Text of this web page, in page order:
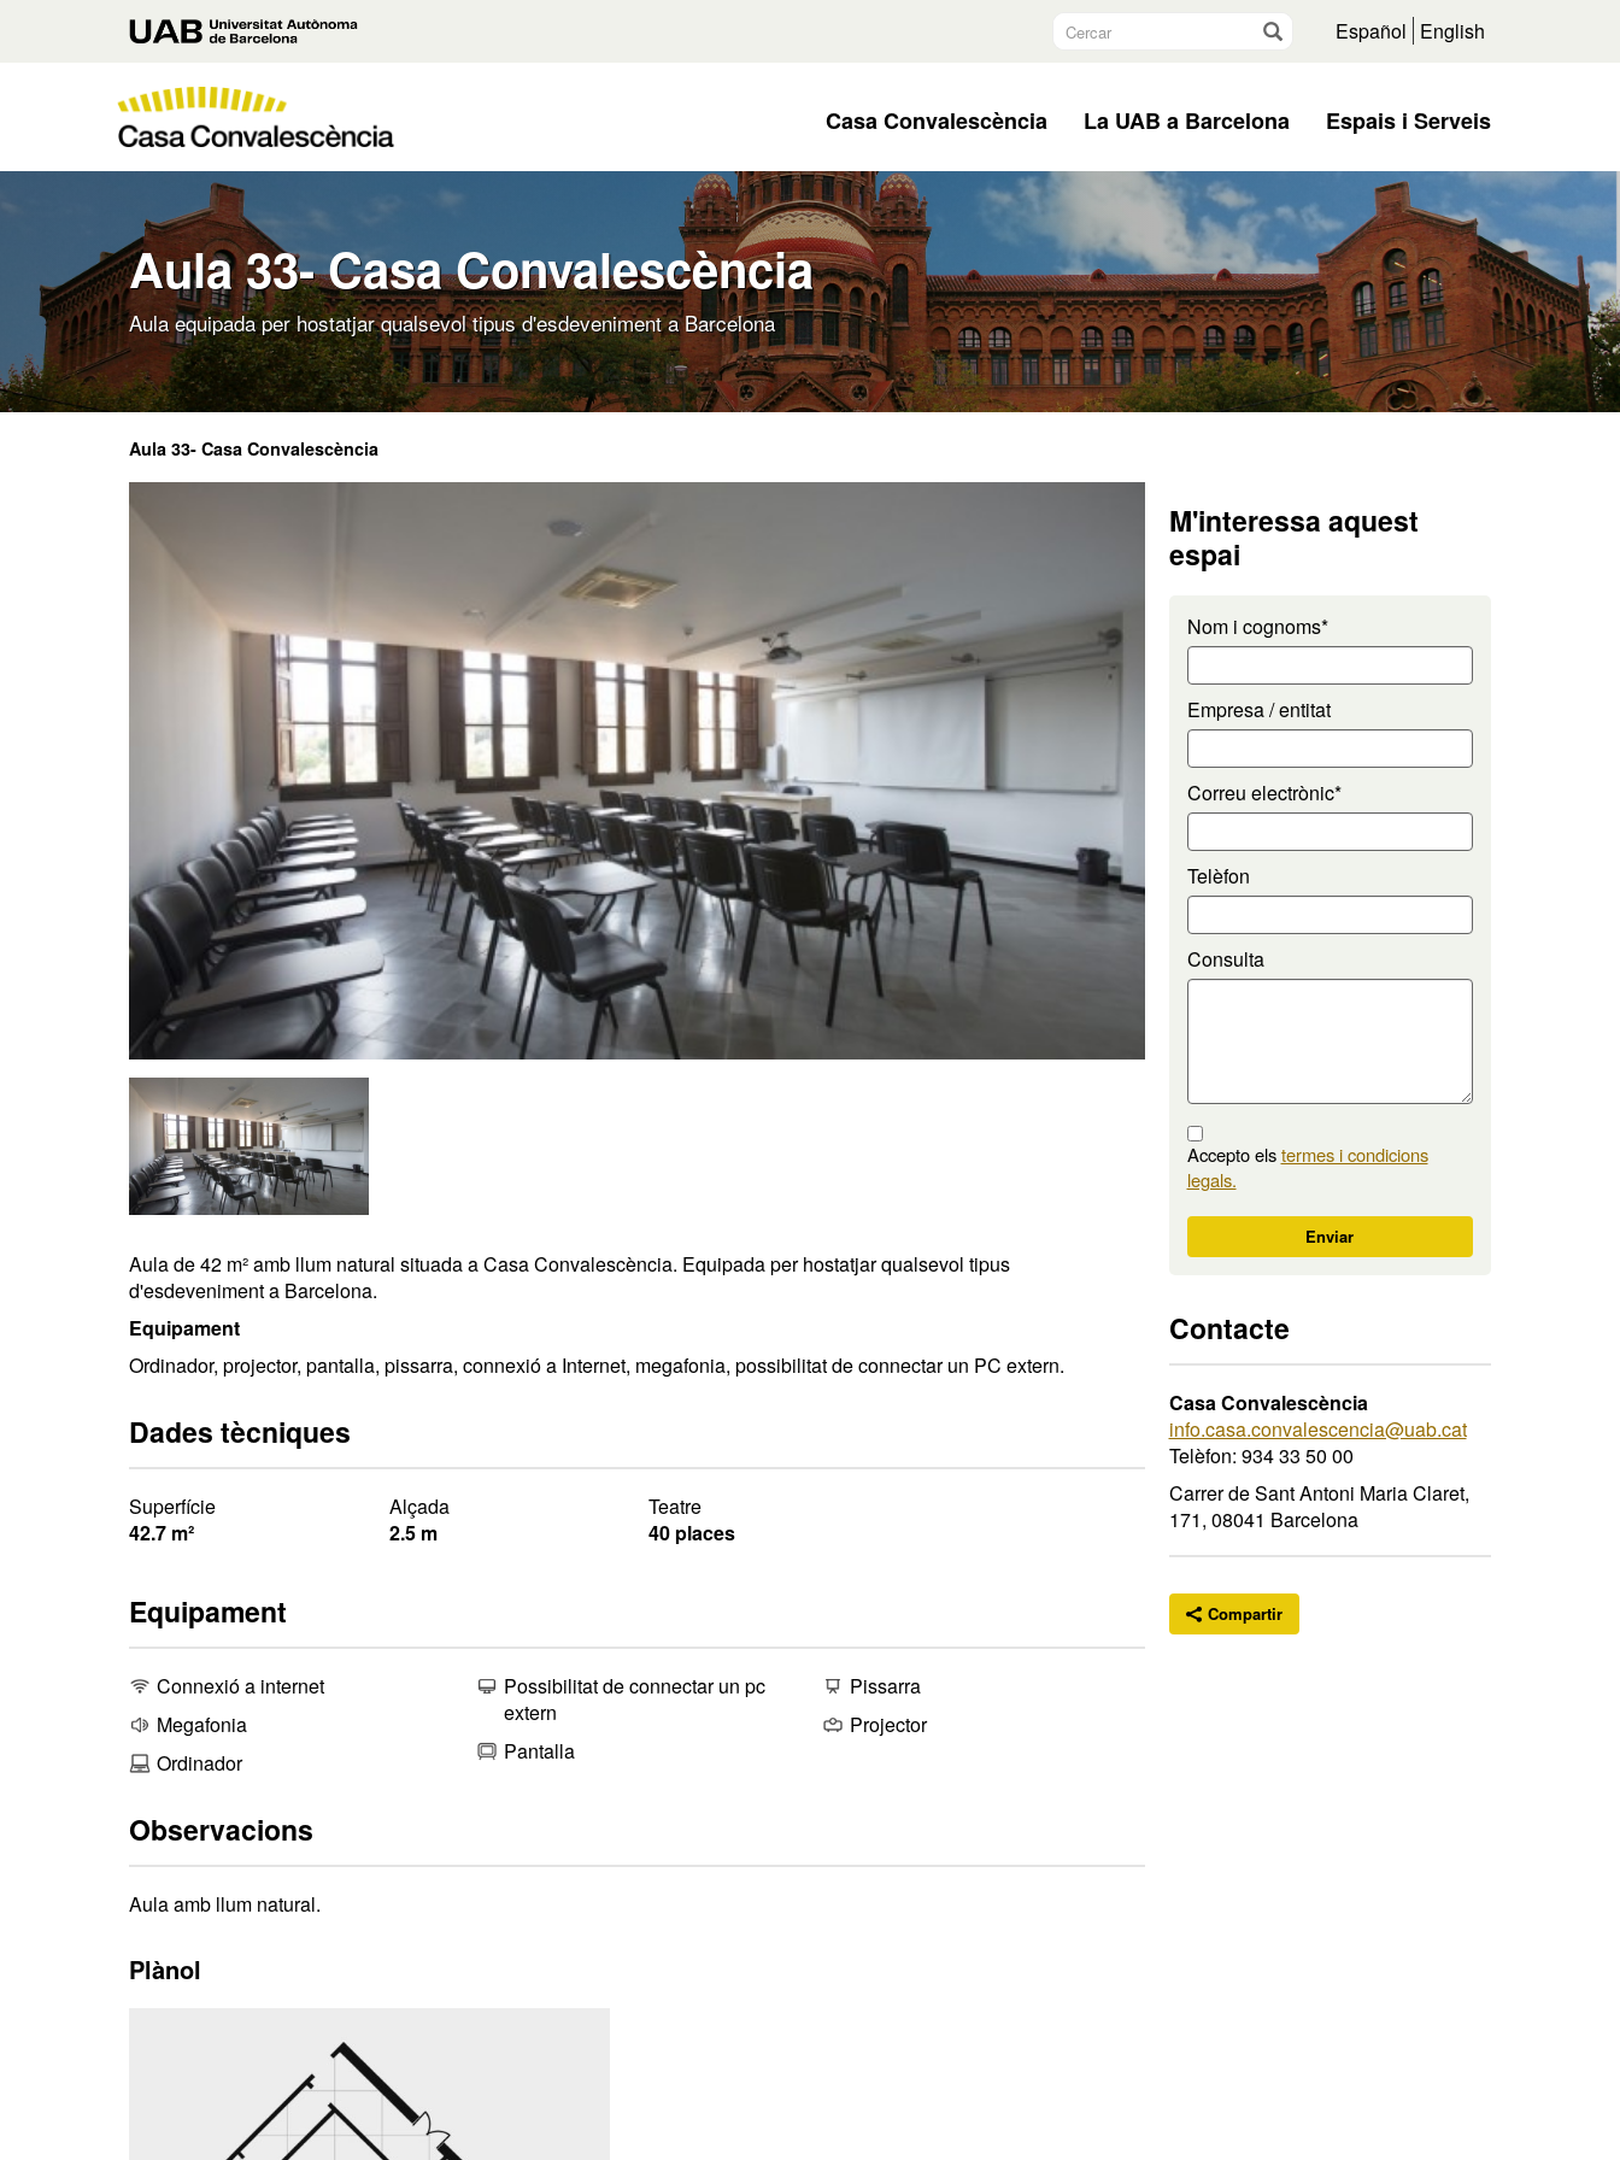
Universitat
de
Barcelona
Cercar Español English
UAB
Casa Convalescència La UAB a Barcelona Espais i Serveis
Aula 33- Casa Convalescència
Aula equipada per hostatjar qualsevol tipus d'esdeveniment a Barcelona
Aula 33- Casa Convalescència
Aula de 42 m² amb llum natural situada a Casa Convalescència. Equipada per hostatjar qualsevol tipus
d'esdeveniment a Barcelona.
Equipament
Ordinador, projector, pantalla, pissarra, connexió a Internet, megafonia, possibilitat de connectar un PC extern.
Dades tècniques
Superfície
42.7 m²
Alçada
2.5 m
Teatre
40 places
Equipament
Connexió a internet
Megafonia
Ordinador
Possibilitat de connectar un pc
extern
Pantalla
Pissarra
Projector
Observacions
Aula amb llum natural.
Plànol
M'interessa aquest
espai
Nom i cognoms*
Empresa / entitat
Correu electrònic*
Telèfon
Consulta
Accepto elstermes i condicions
legals.
M'interessa Enviar
Contacte
Casa Convalescència
info.casa.convalescencia@uab.cat
Telèfon: 934 33 50 00
Carrer de Sant Antoni Maria Claret,
171, 08041 Barcelona
Compartir